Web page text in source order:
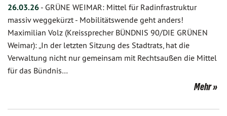
26.03.26 - GRÜNE WEIMAR: Mittel für Radinfrastruktur
massiv weggekürzt - Mobilitätswende geht anders!
Maximilian Volz (Kreissprecher BÜNDNIS 90/DIE GRÜNEN
Weimar): „In der letzten Sitzung des Stadtrats, hat die
Verwaltung nicht nur gemeinsam mit Rechtsaußen die Mittel
für das Bündnis…
Mehr